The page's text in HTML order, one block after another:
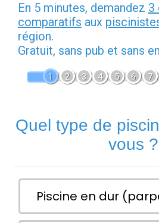
En 5 minutes, demandez 3
comparatifs aux
région.
Gratuit, sans pub et sans
1 2 3 4 5 6 7
Quel type de
vous ?
Piscine en dur